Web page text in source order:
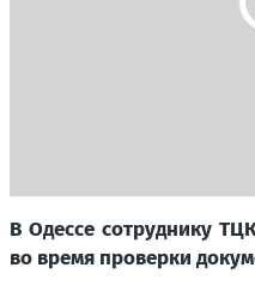
В Одессе сотруднику
во время проверки